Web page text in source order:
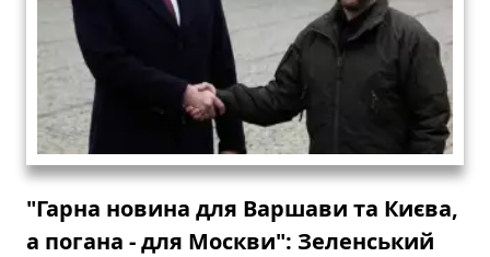
"Гарна новина для Варшави та Києва,
а погана - для Москви": Зеленський